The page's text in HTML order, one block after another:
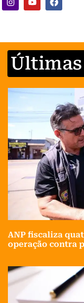
ANP fiscaliza
operação contra